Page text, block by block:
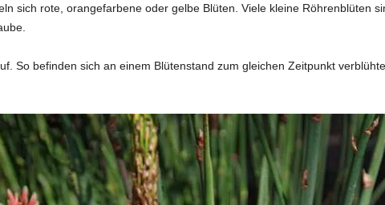
sich rote, orangefarbene oder gelbe Blüten. Viele kleine Röhrenblüten
So befinden sich an einem Blütenstand zum gleichen Zeitpunkt